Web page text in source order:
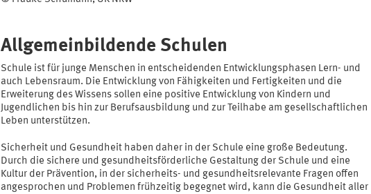
Allgemeinbildende Schulen
Schule ist für junge Menschen in entscheidenden Entwicklungsphasen Lern- und
auch Lebensraum. Die Entwicklung von Fähigkeiten und Fertigkeiten und die
Erweiterung des Wissens sollen eine positive Entwicklung von Kindern und
Jugendlichen bis hin zur Berufsausbildung und zur Teilhabe am gesellschaftlichen
Leben unterstützen.
Sicherheit und Gesundheit haben daher in der Schule eine große Bedeutung.
Durch die sichere und gesundheitsförderliche Gestaltung der Schule und eine
Kultur der Prävention, in der sicherheits- und gesundheitsrelevante Fragen offen
angesprochen und Problemen frühzeitig begegnet wird, kann die Gesundheit aller